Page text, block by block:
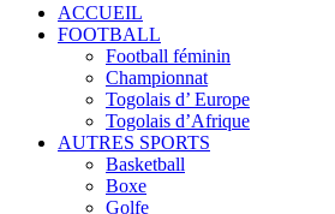
ACCUEIL
FOOTBALL
Football féminin
Championnat
Togolais d’ Europe
Togolais d’Afrique
AUTRES SPORTS
Basketball
Boxe
Golfe